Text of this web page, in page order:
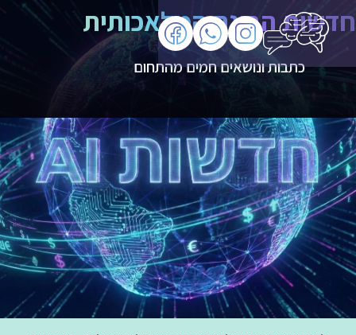
חדשות הבינה המלאכותית
כתבות ונושאים חמים מהתחום